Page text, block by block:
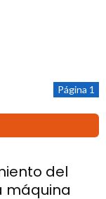
Página 1
del
máquina